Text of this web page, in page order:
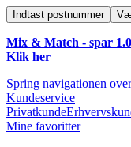
Indtast postnummer
Mix & Match - spar
Klik her
Spring navigationen over
Kundeservice
Privatkunde
Mine favoritter